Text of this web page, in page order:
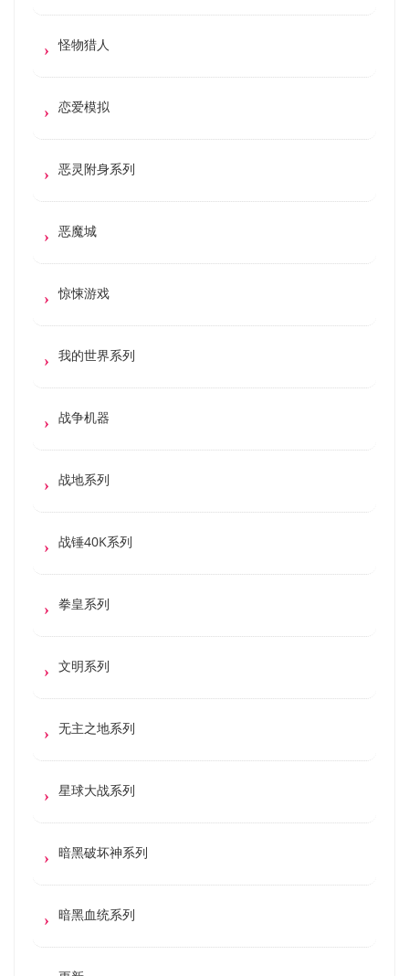
怪物猎人
恋爱模拟
恶灵附身系列
恶魔城
惊悚游戏
我的世界系列
战争机器
战地系列
战锤40K系列
拳皇系列
文明系列
无主之地系列
星球大战系列
暗黑破坏神系列
暗黑血统系列